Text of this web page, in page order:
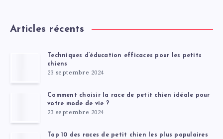
Articles récents
Techniques d’éducation efficaces pour les petits
chiens
23 septembre 2024
Comment choisir la race de petit chien idéale pour
votre mode de vie ?
23 septembre 2024
Top 10 des races de petit chien les plus populaires